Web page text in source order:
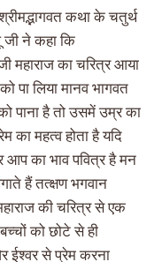
कथा के चतुर्थ
जी ने कहा कि
महाराज का चरित्र आया
पा लिया मानव भागवत
पाना है तो उसमें उम्र का
का महत्व होता है यदि
का भाव पवित्र है मन
हैं तत्क्षण भगवान
की चरित्र से एक
को छोटे से ही
से प्रेम करना